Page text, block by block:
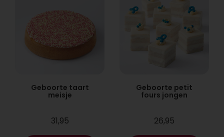
Geboorte taart
meisje
31,95
Geboorte petit
fours jongen
26,95